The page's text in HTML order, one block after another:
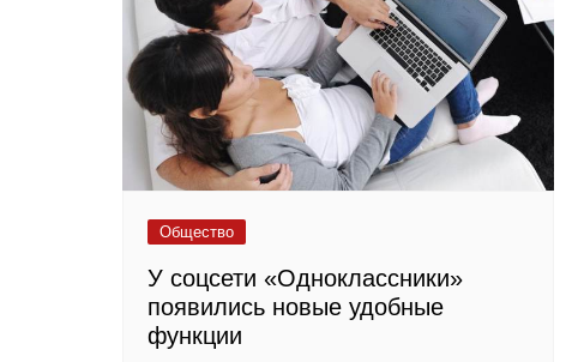
Общество
У соцсети «Одноклассники»
появились новые удобные
функции